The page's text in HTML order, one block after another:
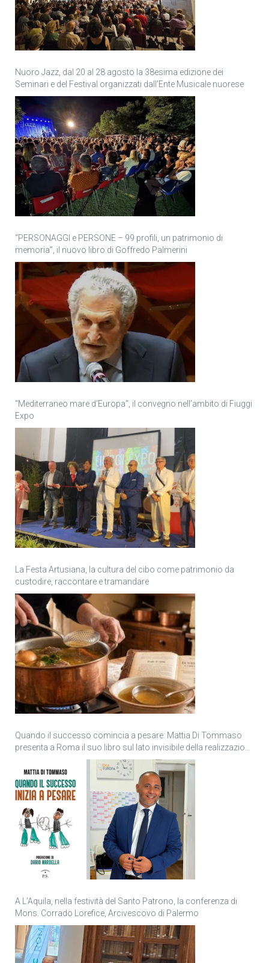
Nuoro Jazz, dal 20 al 28 agosto la 38esima edizione dei
Seminari e del Festival organizzati dall’Ente Musicale nuorese
“PERSONAGGI e PERSONE – 99 profili, un patrimonio di
memoria”, il nuovo libro di Goffredo Palmerini
“Mediterraneo mare d’Europa”, il convegno nell’ambito di Fiuggi
Expo
La Festa Artusiana, la cultura del cibo come patrimonio da
custodire, raccontare e tramandare
Quando il successo comincia a pesare: Mattia Di Tommaso
presenta a Roma il suo libro sul lato invisibile della realizzazione
A L’Aquila, nella festività del Santo Patrono, la conferenza di
Mons. Corrado Lorefice, Arcivescovo di Palermo